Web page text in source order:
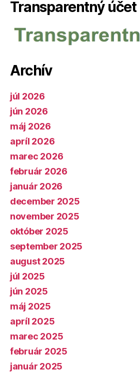
Transparentný účet
Archív
júl 2026
jún 2026
máj 2026
apríl 2026
marec 2026
február 2026
január 2026
december 2025
november 2025
október 2025
september 2025
august 2025
júl 2025
jún 2025
máj 2025
apríl 2025
marec 2025
február 2025
január 2025